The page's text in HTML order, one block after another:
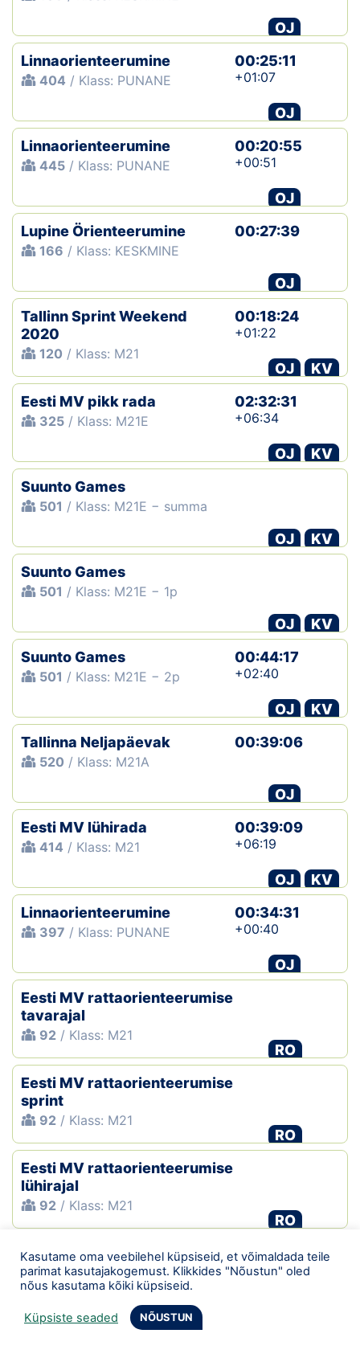
OJ
Linnaorienteerumine
404 / Klass: PUNANE
00:25:11
+01:07
OJ
Linnaorienteerumine
445 / Klass: PUNANE
00:20:55
+00:51
OJ
Lupine Örienteerumine
166 / Klass: KESKMINE
00:27:39
OJ
Tallinn Sprint Weekend
2020
120 / Klass: M21
00:18:24
+01:22
OJ
KV
Eesti MV pikk rada
325 / Klass: M21E
02:32:31
+06:34
OJ
KV
Suunto Games
501 / Klass: M21E − summa
OJ
KV
Suunto Games
501 / Klass: M21E − 1p
OJ
KV
Suunto Games
501 / Klass: M21E − 2p
00:44:17
+02:40
OJ
KV
Tallinna Neljapäevak
520 / Klass: M21A
00:39:06
OJ
Eesti MV lühirada
414 / Klass: M21
00:39:09
+06:19
OJ
KV
Linnaorienteerumine
397 / Klass: PUNANE
00:34:31
+00:40
OJ
Eesti MV rattaorienteerumise
tavarajal
92 / Klass: M21
RO
Eesti MV rattaorienteerumise
sprint
92 / Klass: M21
RO
Eesti MV rattaorienteerumise
lühirajal
92 / Klass: M21
RO
Tallinna
Orienteerumisneljapäevak
523/ Klass: M21A
00:55:40
Kasutame oma veebilehel küpsiseid, et võimaldada teile
parimat kasutajakogemust. Klikkides "Nõustun" oled
nõus kasutama kõiki küpsiseid.
Küpsiste seaded NÕUSTUN